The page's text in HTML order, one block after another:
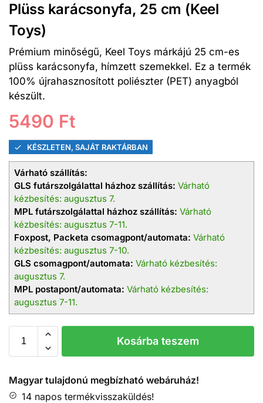
Plüss karácsonyfa, 25 cm (Keel
Toys)
Prémium minőségű, Keel Toys márkájú 25 cm-es
plüss karácsonyfa, hímzett szemekkel. Ez a termék
100% újrahasznosított poliészter (PET) anyagból
készült.
5490 Ft
KÉSZLETEN, SAJÁT RAKTÁRBAN
Várható szállítás:
GLS futárszolgálattal házhoz szállítás: Várható
kézbesítés: augusztus 7.
MPL futárszolgálattal házhoz szállítás: Várható
kézbesítés: augusztus 7-11.
Foxpost, Packeta csomagpont/automata: Várható
kézbesítés: augusztus 7-10.
GLS csomagpont/automata: Várható kézbesítés:
augusztus 7.
MPL postapont/automata: Várható kézbesítés:
augusztus 7-11.
Kosárba teszem
Magyar tulajdonú megbízható webáruház!
14 napos termékvisszaküldés!